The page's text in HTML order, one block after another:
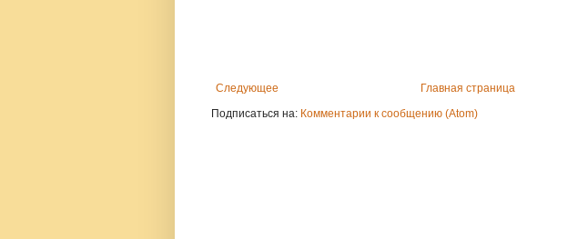
Следующее
Главная страница
Подписаться на: Комментарии к сообщению (Atom)